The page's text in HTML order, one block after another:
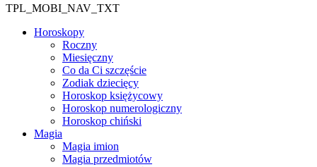
TPL_MOBI_NAV_TXT
Horoskopy
Roczny
Miesięczny
Co da Ci szczęście
Zodiak dziecięcy
Horoskop księżycowy
Horoskop numerologiczny
Horoskop chiński
Magia
Magia imion
Magia przedmiotów